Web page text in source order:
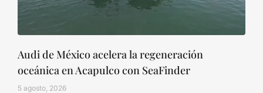
Audi de México acelera la regeneración
oceánica en Acapulco con SeaFinder
5 agosto, 2026